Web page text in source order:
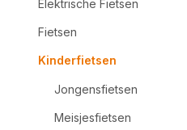
Elektrische Fietsen
Fietsen
Kinderfietsen
Jongensfietsen
Meisjesfietsen